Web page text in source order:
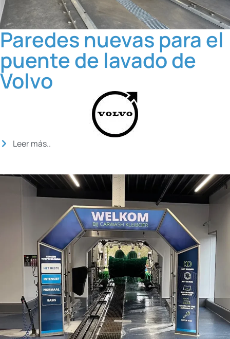
Paredes nuevas para el
puente de lavado de
Volvo
Leer más..